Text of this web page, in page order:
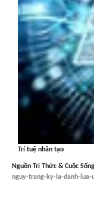
Trí tuệ nhân tạo
Nguồn Tri Thức & Cuộc Sống
nguy-trang-ky-la-danh-lua-